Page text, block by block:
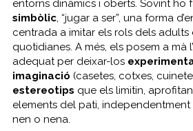
entorns dinàmics i oberts. Sovint ho
simbòlic, “jugar a ser”, una forma
centrada a imitar els rols dels
quotidianes. A més, els posem a mà
adequat per deixar-los
imaginació (casetes, cotxes,
estereotips que els limitin,
elements del pati,
nen o nena.